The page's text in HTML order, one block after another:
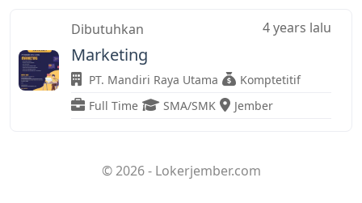
Dibutuhkan 4 years lalu
Marketing
PT. Mandiri Raya Utama
Komptetitif
Full Time
SMA/SMK Jember
© 2026 - Lokerjember.com